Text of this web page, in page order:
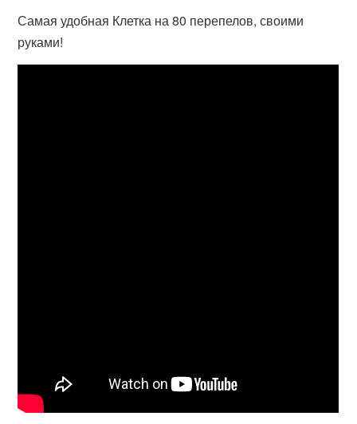
Самая удобная Клетка на 80 перепелов, своими
руками!